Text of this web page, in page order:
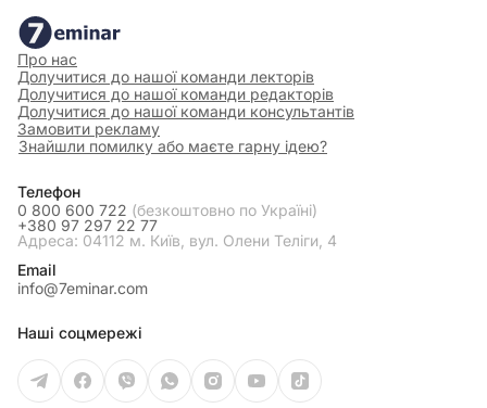
Про нас
Долучитися до нашої команди лекторів
Долучитися до нашої команди редакторів
Долучитися до нашої команди консультантів
Замовити рекламу
Знайшли помилку або маєте гарну ідею?
Телефон
0 800 600 722 (безкоштовно по Україні)
+380 97 297 22 77
Адреса: 04112 м. Київ, вул. Олени Теліги, 4
Email
info@7eminar.com
Наші соцмережі